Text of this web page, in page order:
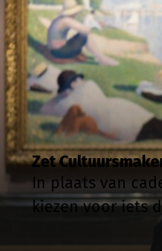
Zet
In plaats van
kiezen voor iets